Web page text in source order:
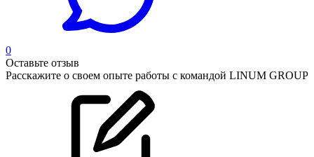
0
Оставьте отзыв
Расскажите о своем опыте работы с командой LINUM GROUP